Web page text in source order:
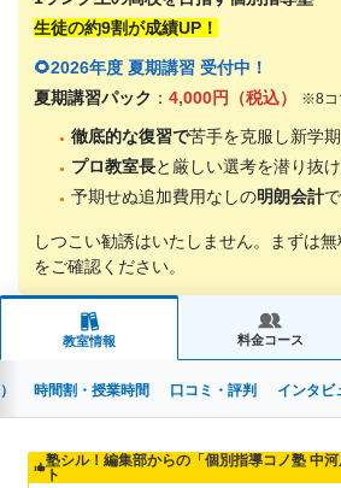
生徒の約9割が成績UP！
🌻2026年度 夏期講習 受付中！
夏期講習パック ： 4,000円（税込） ※8コ
徹底的な復習で苦手を克服し新学
プロ教室長と厳しい選考を潜り抜
予期せぬ追加費用なしの明朗会計
しつこい勧誘はいたしません。まずは
をご確認ください。
教室情報 料金コース
時間割・授業時間 口コミ・評判 インタビ
塾シル！編集部からの「個別指導コノ塾 中
ト